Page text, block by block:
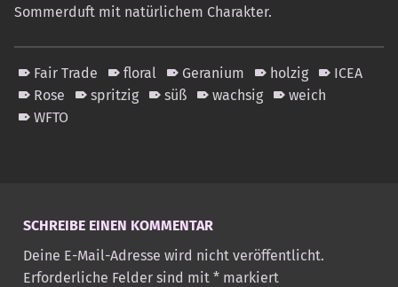
Sommerduft mit natürlichem Charakter.
Fair Trade floral Geranium holzig
ICEA
Rose
spritzig süß wachsig
weich
WFTO
SCHREIBE EINEN KOMMENTAR
Deine E-Mail-Adresse wird nicht veröffentlicht.
Erforderliche Felder sind mit *markiert